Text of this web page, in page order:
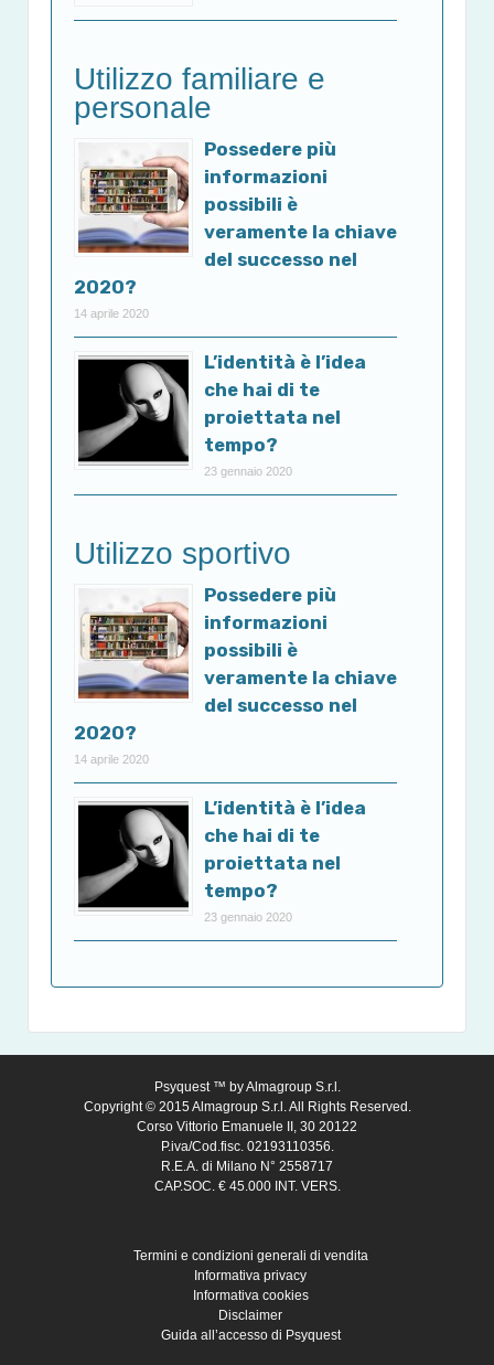
Utilizzo familiare e
personale
Possedere più
informazioni
possibili è
veramente la chiave
del successo nel
2020?
14 aprile 2020
L’identità è l’idea
che hai di te
proiettata nel
tempo?
23 gennaio 2020
Utilizzo sportivo
Possedere più
informazioni
possibili è
veramente la chiave
del successo nel
2020?
14 aprile 2020
L’identità è l’idea
che hai di te
proiettata nel
tempo?
23 gennaio 2020
Psyquest ™ byAlmagroup S.r.l.
Copyright © 2015 Almagroup S.r.l. All Rights Reserved.
Corso Vittorio Emanuele II, 30 20122
P.iva/Cod.fisc. 02193110356.
R.E.A. di Milano N° 2558717
CAP.SOC. € 45.000 INT. VERS.
Termini e condizioni generali di vendita
Informativa privacy
Informativa cookies
Disclaimer
Guida all’accesso di Psyquest